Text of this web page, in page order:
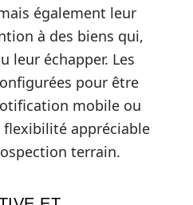
également leur
à des biens qui,
leur échapper. Les
pour être
mobile ou
flexibilité appréciable
terrain.